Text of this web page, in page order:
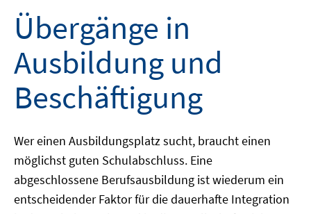
Übergänge in
Ausbildung und
Beschäftigung
Wer einen Ausbildungsplatz sucht, braucht einen
möglichst guten Schulabschluss. Eine
abgeschlossene Berufsausbildung ist wiederum ein
entscheidender Faktor für die dauerhafte Integration